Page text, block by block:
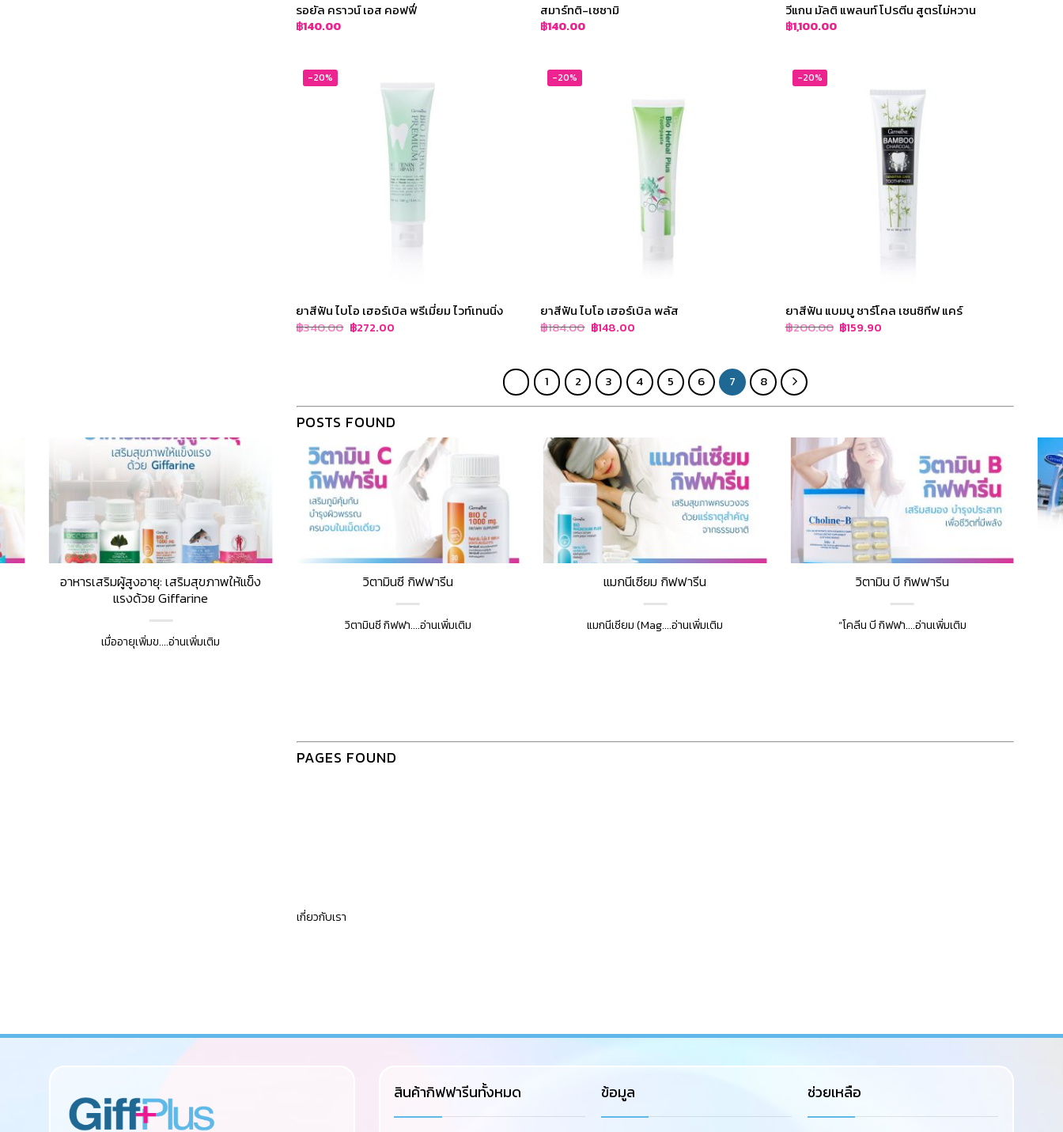
รอยัล คราวน์ เอส คอฟฟี่
฿140.00
สมาร์ทติ-เซซามิ
฿140.00
วีแกน มัลติ แพลนท์ โปรตีน สูตรไม่หวาน
฿1,100.00
-20%
ยาสีฟัน ไบโอ เฮอร์เบิล พรีเมี่ยม ไวท์เทนนิ่ง
฿340.00 Original
price
฿272.00Current
-20%
ยาสีฟัน ไบโอ เฮอร์เบิล พลัส
฿184.00 Original
price
฿148.00Current
-20%
ยาสีฟัน แบมบู ชาร์โคล เซนซิทีฟ แคร์
฿200.00 Original
price
฿159.90
1
2 3 4 5 6 7 8
POSTS FOUND
วิตามินซี กิฟฟารีน
วิตามินซี กิฟฟา....อ่านเพิ่มเติม
แมกนีเซียม กิฟฟารีน
แมกนีเซียม (Mag....อ่านเพิ่มเติม
วิตามิน บี กิฟฟารีน
“โคลีน บี กิฟฟา....อ่านเพิ่มเติม
อาหารเสริมผู้สูงอายุ: เสริมสุขภาพให้แข็ง
แรงด้วย Giffarine
เมื่ออายุเพิ่มข....อ่านเพิ่มเติม
PAGES FOUND
เกี่ยวกับเรา
สินค้ากิฟฟารีนทั้งหมด ข้อมูล ช่วยเหลือ